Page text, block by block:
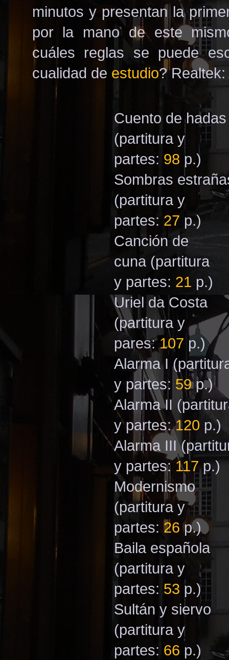
minutos y presentan la
por la mano de este
cuáles reglas se puede
cualidad de estudio?
Cuento de hadas
(partitura y
partes: 98 p.)
Sombras
(partitura y
partes: 27 p.)
Canción de
cuna (partitura
y partes: 21 p.)
Uriel da Costa
(partitura y
pares:107 p.)
Alarma I
y partes: 59p.)
Alarma II
y partes:120 p.)
Alarma III
y partes: 117p.)
Modernismo
(partitura y
partes: 26p.)
Baila española
(partitura y
partes: 53 p.)
Sultán y siervo
(partitura y
partes: 66 p.)